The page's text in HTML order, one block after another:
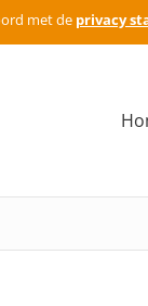
met de privacy